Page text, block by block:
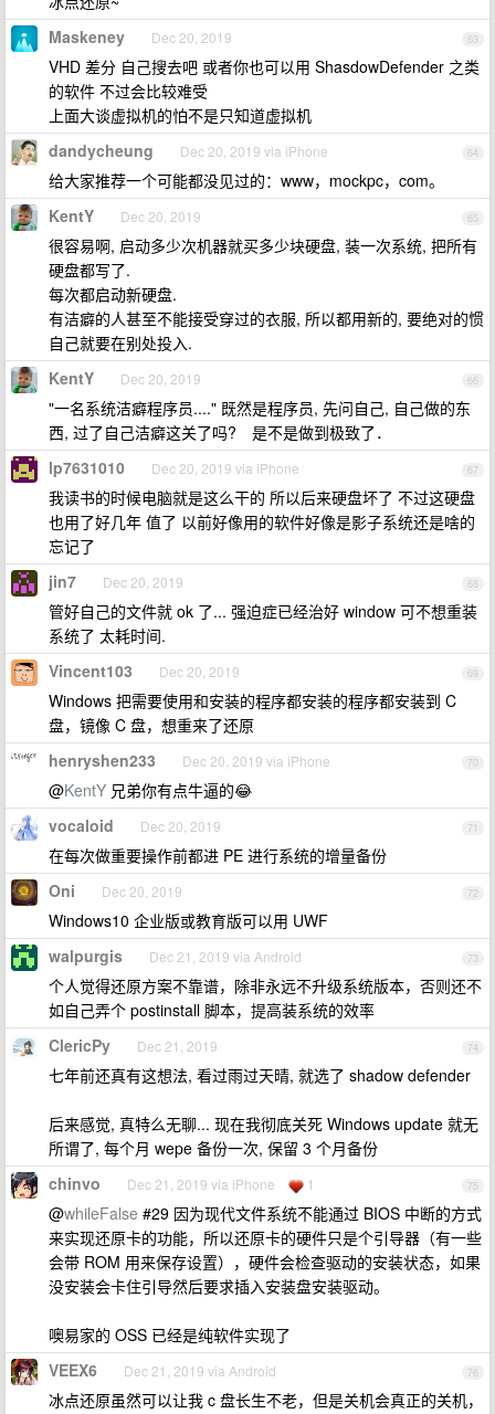
63
Maskeney Dec 20, 2019
VHD 差分 自己搜去吧 或者你也可以用 ShasdowDefender 之类
的软件 不过会比较难受
上面大谈虚拟机的怕不是只知道虚拟机
64
dandycheung Dec 20, 2019 via iPhone
给大家推荐一个可能都没见过的：www，mockpc，com。
65
KentY Dec 20, 2019
很容易啊, 启动多少次机器就买多少块硬盘, 装一次系统, 把所有
硬盘都写了.
每次都启动新硬盘.
有洁癖的人甚至不能接受穿过的衣服, 所以都用新的, 要绝对的惯
自己就要在别处投入.
66
KentY Dec 20, 2019
"一名系统洁癖程序员...." 既然是程序员, 先问自己, 自己做的东
西, 过了自己洁癖这关了吗? 是不是做到极致了．
67
lp7631010 Dec 20, 2019 via iPhone
我读书的时候电脑就是这么干的 所以后来硬盘坏了 不过这硬盘
也用了好几年 值了 以前好像用的软件好像是影子系统还是啥的
忘记了
68
jin7 Dec 20, 2019
管好自己的文件就 ok 了... 强迫症已经治好 window 可不想重装
系统了 太耗时间.
69
Vincent103 Dec 20, 2019
Windows 把需要使用和安装的程序都安装的程序都安装到 C
盘，镜像 C 盘，想重来了还原
70
henryshen233 Dec 20, 2019 via iPhone
@KentY 兄弟你有点牛逼的😂
71
vocaloid Dec 20, 2019
在每次做重要操作前都进 PE 进行系统的增量备份
72
Oni Dec 20, 2019
Windows10 企业版或教育版可以用 UWF
73
walpurgis Dec 21, 2019 via Android
个人觉得还原方案不靠谱，除非永远不升级系统版本，否则还不
如自己弄个 postinstall 脚本，提高装系统的效率
74
ClericPy Dec 21, 2019
七年前还真有这想法, 看过雨过天晴, 就选了 shadow defender
后来感觉, 真特么无聊... 现在我彻底关死 Windows update 就无
所谓了, 每个月 wepe 备份一次, 保留 3 个月备份
75
chinvo Dec 21, 2019 via iPhone 1
@whileFalse #29 因为现代文件系统不能通过 BIOS 中断的方式
来实现还原卡的功能，所以还原卡的硬件只是个引导器（有一些
会带 ROM 用来保存设置），硬件会检查驱动的安装状态，如果
没安装会卡住引导然后要求插入安装盘安装驱动。
噢易家的 OSS 已经是纯软件实现了
76
VEEX6 Dec 21, 2019 via Android
冰点还原虽然可以让我 c 盘长生不老，但是关机会真正的关机，